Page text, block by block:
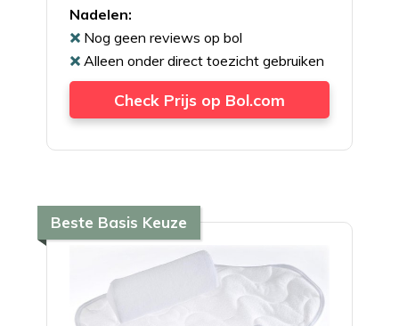
Nadelen:
Nog geen reviews op bol
Alleen onder direct toezicht gebruiken
Check Prijs op Bol.com
Beste Basis Keuze